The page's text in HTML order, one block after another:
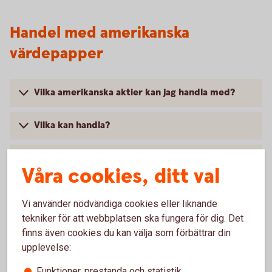
Handel med amerikanska
värdepapper
Vilka amerikanska aktier kan jag handla med?
Vilka kan handla?
online?
När ska aktierna betalas?
När kan man lägga order?
Våra cookies, ditt val
Vi använder nödvändiga cookies eller liknande
tekniker för att webbplatsen ska fungera för dig. Det
finns även cookies du kan välja som förbättrar din
upplevelse: